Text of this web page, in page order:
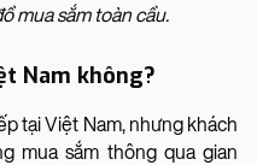
mua sắm toàn cầu.
Nam không?
tại Việt Nam, nhưng khách
mua sắm thông qua gian